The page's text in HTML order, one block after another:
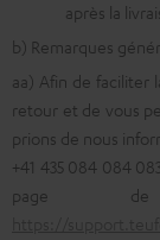
après la
b) Remarques
aa) Afin de faciliter
retour et de vous
prions de nous
+41 435 084 084
page